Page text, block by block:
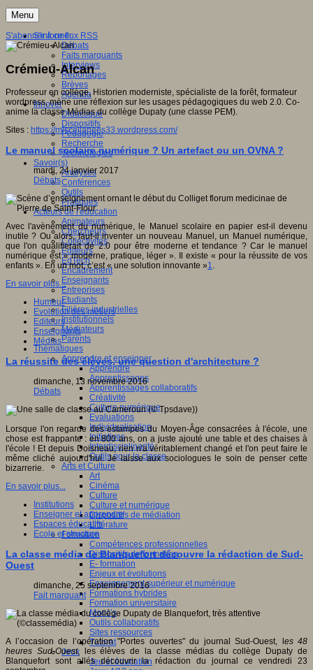
Menu
S'informer
Débats
Faits marquants
Interviews
Reportages
Brèves
Agenda
Innover
Didactique
Dispositifs
Pédagogie
Recherche
Technologies
Savoir(s)
Analyses
Conférences
Outils
Pratiques
Acteurs de l'éducation
Animateurs
Chercheurs
Collectivités
Editeurs
EdTech
Encadrement
Enseignants
Entreprises
Etudiants
Filières industrielles
Institutionnels
Médiateurs
Parents
Thématiques
Apprendre et enseigner
Apprendre
Apprentissages
Apprentissages collaboratifs
Créativité
Culture numérique
Evaluations
Individualisation
Initiatives
Interdisciplinarité
Outils pour la classe
Arts et Culture
Art
Cinéma
Culture
Culture et numérique
Dispositifs de médiation
Littérature
Formation
Compétences professionnelles
Dispositifs de formation
E- formation
Enjeux et évolutions
Enseignement supérieur et numérique
Formations hybrides
Formation universitaire
Mooc’s
Outils collaboratifs
Sites ressources
Tutorat
Jeux
Jeu et éducation
S'abonner à ce flux RSS
Crémieu-Alcan
Professeur en collège, Historien moderniste, spécialiste de la forêt, formateur
wordpress, mène une réflexion sur les usages pédagogiques du web 2.0. Co-
anime la classe Médias du collège Dupaty (une classe PEM).
Sites : https://miscellanees33.wordpress.com/
Le manuel scolaire numérique ? Un artefact ou un OVNA ?
mardi, 24 janvier 2017
Débats
Avec l'avènement du numérique, le Manuel scolaire en papier est-il devenu
inutile ? Ou alors, faut-il inventer un nouveau Manuel, un Manuel numérique,
que l'on qualifierait de 2.0 pour être moderne et tendance ? Car le manuel
numérique est « moderne, pratique, léger ». Il existe « pour la réussite de vos
enfants ». En un mot, c’est « une solution innovante »1.
En savoir plus...
Humeur
Evolution des métiers
Editeurs
Enseignants
Médias
La réussite des élèves, une question d'architecture ?
dimanche, 13 novembre 2016
Débats
Lorsque l'on regarde des estampes du Moyen-Âge consacrées à l'école, une
chose est frappante : en 800 ans, on a juste ajouté une table et des chaises à
l'école ! Et depuis Doisneau, rien n'a véritablement changé et l'on peut faire le
même cliché aujourd'hui. Je laisse aux sociologues le soin de penser cette
bizarrerie.
En savoir plus...
Institutions
Enseigner et apprendre
Espaces éducatifs
Ecole et structure
La classe média de Blanquefort découvre la rédaction de Sud-
Ouest
dimanche, 25 septembre 2016
Fait marquant
A l’occasion de l’opération "Portes ouvertes" du journal Sud-Ouest, l es 48
heures Sud-Ouest, les élèves de la classe médias du collège Dupaty de
Blanquefort sont allés découvrir la rédaction du journal ce vendredi 23